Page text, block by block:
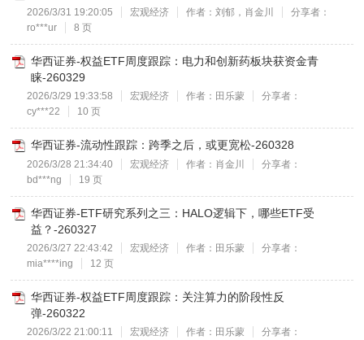
2026/3/31 19:20:05 宏观经济 作者：刘郁，肖金川
分享者：
ro***ur
8 页
华西证券-权益ETF周度跟踪：电力和创新药板块获资金青
睐-260329
2026/3/29 19:33:58 宏观经济 作者：田乐蒙
分享者：
cy***22
10 页
华西证券-流动性跟踪：跨季之后，或更宽松-260328
2026/3/28 21:34:40 宏观经济 作者：肖金川
分享者：
bd***ng
19 页
华西证券-ETF研究系列之三：HALO逻辑下，哪些ETF受
益？-260327
2026/3/27 22:43:42 宏观经济 作者：田乐蒙
分享者：
mia****ing
12 页
华西证券-权益ETF周度跟踪：关注算力的阶段性反
弹-260322
2026/3/22 21:00:11 宏观经济 作者：田乐蒙
分享者：